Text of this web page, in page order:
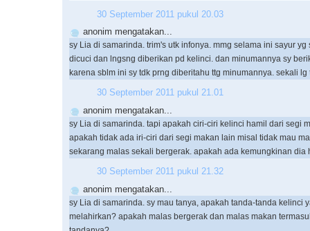
30 September 2011 pukul 20.03
anonim mengatakan...
sy Lia di samarinda. trim's utk infonya. mmg selama ini sayur yg
dicuci dan lngsng diberikan pd kelinci. dan minumannya sy
karena sblm ini sy tdk prng diberitahu ttg minumannya. sekali lg
30 September 2011 pukul 21.01
anonim mengatakan...
sy Lia di samarinda. tapi apakah ciri-ciri kelinci hamil dari segi
apakah tidak ada iri-ciri dari segi makan lain misal tidak mau
sekarang malas sekali bergerak. apakah ada kemungkinan dia
30 September 2011 pukul 21.32
anonim mengatakan...
sy Lia di samarinda. sy mau tanya, apakah tanda-tanda kelinci
melahirkan? apakah malas bergerak dan malas makan